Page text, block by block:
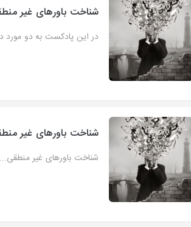
شناخت باورهای غیر
در این پادکست به دو مورد
شناخت باورهای غیر
شناخت باورهای غیر منطقی...